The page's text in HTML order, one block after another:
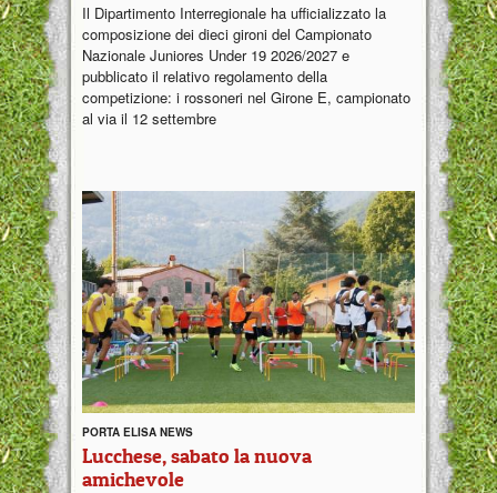
Il Dipartimento Interregionale ha ufficializzato la
composizione dei dieci gironi del Campionato
Nazionale Juniores Under 19 2026/2027 e
pubblicato il relativo regolamento della
competizione: i rossoneri nel Girone E, campionato
al via il 12 settembre
PORTA ELISA NEWS
Lucchese, sabato la nuova
amichevole